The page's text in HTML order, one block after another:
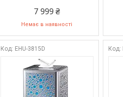
7 999 ₴
Немає в наявності
EHU-3815D